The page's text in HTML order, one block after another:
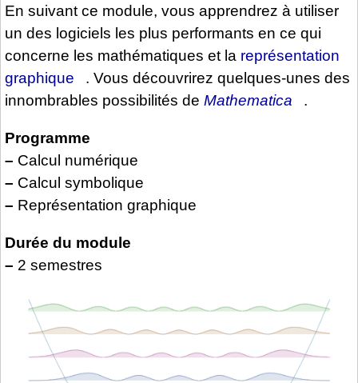
En suivant ce module, vous apprendrez à utiliser
un des logiciels les plus performants en ce qui
concerne les mathématiques et la représentation
graphique
. Vous découvrirez quelques-unes des
innombrables possibilités de Mathematica .
Programme
– Calcul numérique
– Calcul symbolique
– Représentation graphique
Durée du module
– 2 semestres